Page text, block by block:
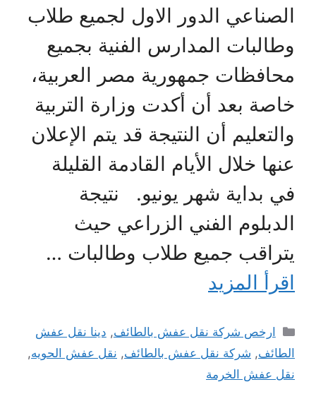
الصناعي الدور الاول لجميع طلاب
وطالبات المدارس الفنية بجميع
محافظات جمهورية مصر العربية،
خاصة بعد أن أكدت وزارة التربية
والتعليم أن النتيجة قد يتم الإعلان
عنها خلال الأيام القادمة القليلة
في بداية شهر يونيو. نتيجة
الدبلوم الفني الزراعي حيث
يتراقب جميع طلاب وطالبات …
اقرأ المزيد
التصنيفات
ارخص شركة نقل عفش بالطائف, دينا نقل عفش
الطائف, شركة نقل عفش بالطائف, نقل عفش الحويه,
نقل عفش الخرمة